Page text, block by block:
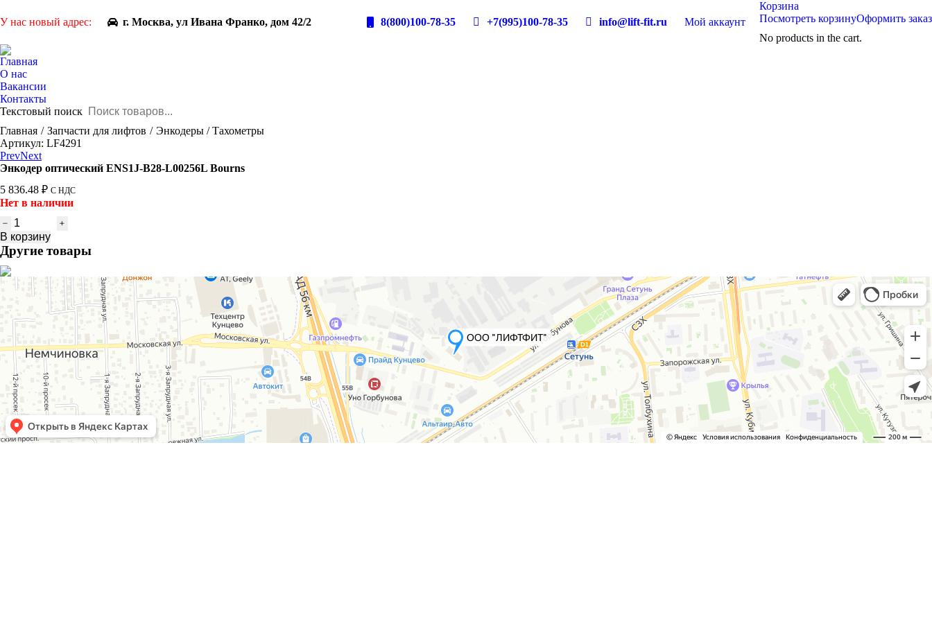
У нас новый адрес: г. Москва, ул Ивана Франко, дом 42/2 8(800)100-78-35 +7(995)100-78-35 info@lift-fit.ru Мой аккаунт
Корзина
Посмотреть корзинуОформить заказ
No products in the cart.
Главная
О нас
Вакансии
Контакты
Текстовый поиск
You are here:
Главная Запчасти для лифтов
Энкодеры / Тахометры
Артикул: LF4291
PrevNext
Энкодер оптический ENS1J-B28-L00256L Bourns
5 836.48 ₽ С НДС
Нет в наличии
Количество
товара
Энкодер
оптический
ENS1J-
B28-
L00256L
Bourns
В корзину
Другие товары